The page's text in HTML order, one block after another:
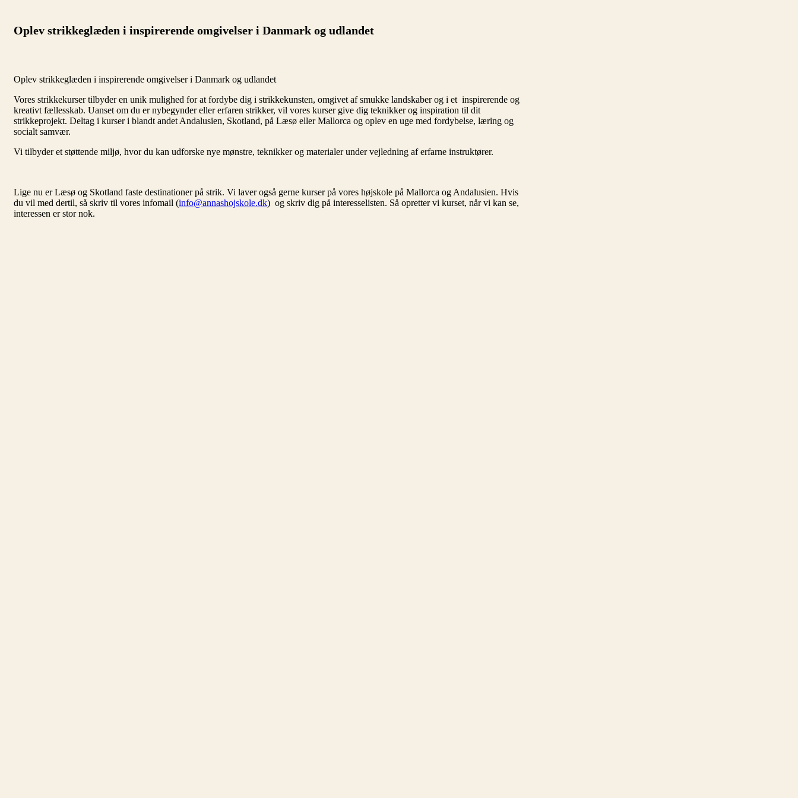
Oplev strikkeglæden i inspirerende omgivelser i Danmark og udlandet
Oplev strikkeglæden i inspirerende omgivelser i Danmark og udlandet
Vores strikkekurser tilbyder en unik mulighed for at fordybe dig i strikkekunsten, omgivet af smukke landskaber og i et inspirerende og
kreativt fællesskab. Uanset om du er nybegynder eller erfaren strikker, vil vores kurser give dig teknikker og inspiration til dit
strikkeprojekt. Deltag i kurser i blandt andet Andalusien, Skotland, på Læsø eller Mallorca og oplev en uge med fordybelse, læring og
socialt samvær.
Vi tilbyder et støttende miljø, hvor du kan udforske nye mønstre, teknikker og materialer under vejledning af erfarne instruktører.
Lige nu er Læsø og Skotland faste destinationer på strik. Vi laver også gerne kurser på vores højskole på Mallorca og Andalusien. Hvis
du vil med dertil, så skriv til vores infomail (info@annashojskole.dk) og skriv dig på interesselisten. Så opretter vi kurset, når vi kan se,
interessen er stor nok.